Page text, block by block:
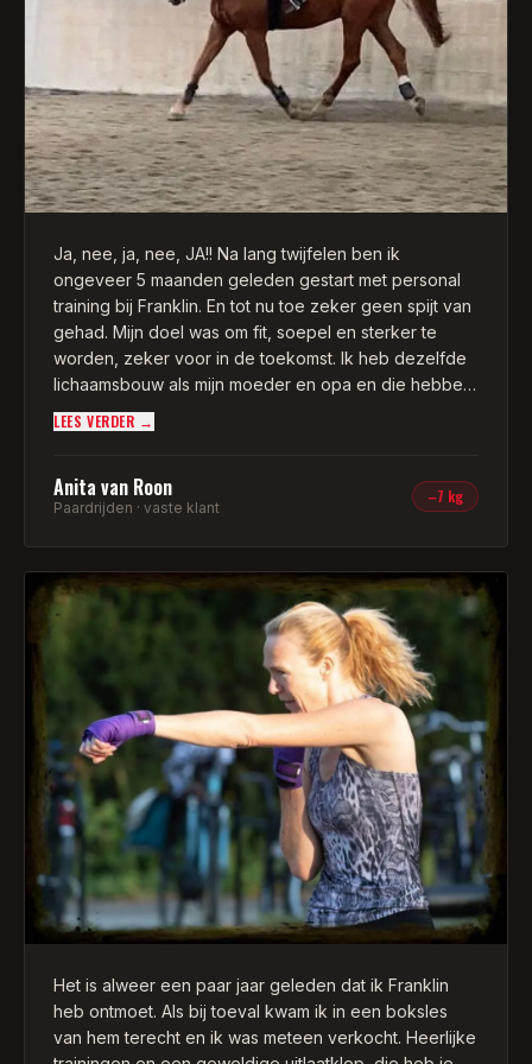
kneepjes van deze sport. Buiten het coachen in het
sporten trekt Franklin mij er mentaal ook doorheen. En
dit alles heeft geresulteerd in het fitter voelen, dat ik
weer plezier kreeg in het sporten, mijzelf weer voor
een deel terugvond en dat ik 20 kilo afviel in een jaar
tijd! Ik heb afgelopen zomer zelfs de Mud Masters 12
kilometer gelopen, wie had dat ooit kunnen
bedenken. Franklin is one of a kind en ik raad hem
Ja, nee, ja, nee, JA!! Na lang twijfelen ben ik
ongeveer 5 maanden geleden gestart met personal
training bij Franklin. En tot nu toe zeker geen spijt van
gehad. Mijn doel was om fit, soepel en sterker te
worden, zeker voor in de toekomst. Ik heb dezelfde
lichaamsbouw als mijn moeder en opa en die hebben
beide veel problemen gehad met rug, knieën en
benen en dit wil ik proberen te voorkomen.
Dankzij Franklin ben ik mij nu veel bewuster van mijn
houding, waar ik met paardrijden ook veel plezier en
zeker bij andere sporten. Leuke bijkomstigheid is dat
ik ook al ruim 7 kg ben afgevallen en hier veel leuke
reacties op krijg. Dat doet een mens altijd goed.
Elke training is weer een verrassing wat we gaan
doen die week, dit maakt het afwisselend. Maar wel
natuurlijk altijd boksen en wat is dat heerlijk om te
doen! Dat is echt een uitlaatklep geworden. Al met al
ben ik heel blij dat ik gekozen heb voor personal
training bij Franklin! Mijn advies is om zeker een keer
een training te volgen bij Franklin.
LEES VERDER →
Anita van Roon
Paardrijden · vaste klant
–7 kg
Het is alweer een paar jaar geleden dat ik Franklin
heb ontmoet. Als bij toeval kwam ik in een boksles
van hem terecht en ik was meteen verkocht. Heerlijke